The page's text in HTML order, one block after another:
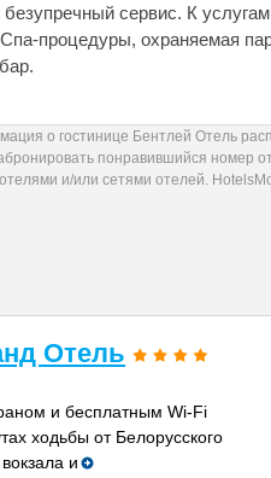
сервис. К
процедуры, охраняемая
о гостинице Бентлей Отель
понравившийся номер
и/или сетями отелей.
Отель
и бесплатным Wi-Fi
ходьбы от Белорусского
и